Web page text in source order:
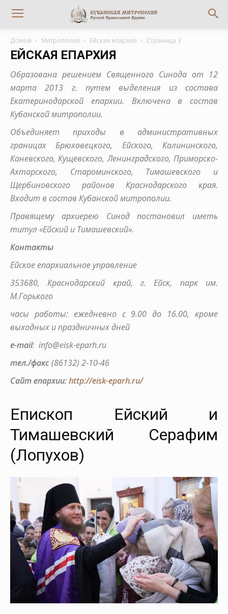
Домой Митрополия Ейская епархия Страница 3
ЕЙСКАЯ ЕПАРХИЯ
Образована решением Священного Синода от 12
марта 2013 г. путем выделения из состава
Екатеринодарской епархии. Включена в состав
Кубанской митрополии.
Объединяет приходы в административных
границах Брюховецкого, Ейского, Калининского,
Каневского, Кущевского, Ленинградского, Приморско-
Ахтарского, Староминского, Тимашевского и
Щербиновского районов Краснодарского края.
Входит в состав Кубанской митрополии.
Правящему архиерею Синод постановил иметь
титул «Ейский и Тимашевский».
Контакты
Ейское епархиальное управление
353680, Краснодарский край, г. Ейск, парк им.
М.Горького
часы работы: ежедневно с 9.00 до 16.00, кроме
выходных и праздничных дней
e-mail: info@eisk-eparh.ru
тел./факс(86132) 2-10-46
Сайт епархии:http://eisk-eparh.ru/
Епископ Ейский и
Тимашевский Серафим
(Лопухов)